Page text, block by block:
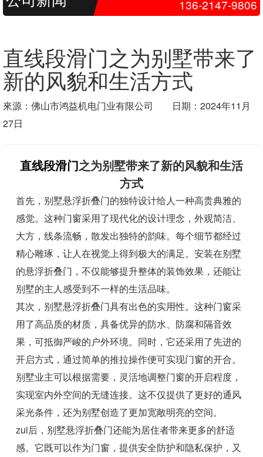
136-2147-9806
直线段滑门之为别墅带来了
新的风貌和生活方式
來源：佛山市鸿益机电门业有限公司 日期：2024年11月
27日
直线段滑门之为别墅带来了新的风貌和生活
方式
首先，别墅悬浮折叠门的独特设计给人一种高贵典雅的
感觉。这种门窗采用了现代化的设计理念，外观简洁、
大方，线条流畅，散发出独特的韵味。每个细节都经过
精心雕琢，让人在视觉上得到极大的满足。安装在别墅
的悬浮折叠门，不仅能够提升整体的装饰效果，还能让
别墅的主人感受到不一样的生活品味。
其次，别墅悬浮折叠门具有出色的实用性。这种门窗采
用了高品质的材质，具备优异的防水、防腐和隔音效
果，可抵御严峻的户外环境。同时，它还采用了先进的
开启方式，通过简单的推拉操作便可实现门窗的开合。
别墅业主可以根据需要，灵活地调整门窗的开启程度，
实现室内外空间的无缝连接。这不仅提供了更好的通风
采光条件，还为别墅创造了更加宽敞明亮的空间。
zui后，别墅悬浮折叠门还能为居住者带来更多的舒适
感。它既可以作为门窗，提供安全防护和隐私保护，又